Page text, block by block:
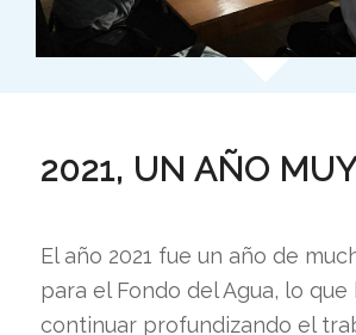
2021, UN AÑO
El año 2021 fue un año de
para el Fondo del Agua, lo
continuar profundizando el